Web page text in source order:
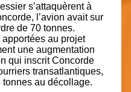
s’attaquèrent à
l’avion avait sur
de 70 tonnes.
au projet
une augmentation
qui inscrit Concorde
transatlantiques,
tonnes au décollage.